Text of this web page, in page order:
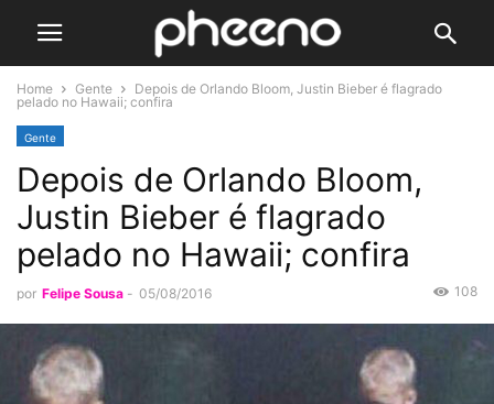
Home Gente
Depois de Orlando Bloom, Justin Bieber é flagrado
pelado no Hawaii; confira
Gente
Depois de Orlando Bloom,
Justin Bieber é flagrado
pelado no Hawaii; confira
por Felipe Sousa - 05/08/2016 108